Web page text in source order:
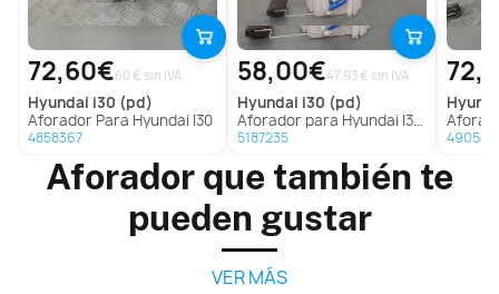
72,60€60 € sin IVA
hyundai i30 (pd)
Aforador Para Hyundai I30
4858367
58,00€47.93 € sin IVA
hyundai i30 (pd)
Aforador para Hyundai I30 (Pd)
5187235
Aforador que también te
pueden gustar
VER MÁS